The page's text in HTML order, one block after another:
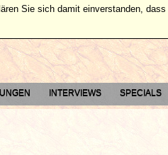
INTERVIEWS SPECIALS
Sie sich damit einverstanden,